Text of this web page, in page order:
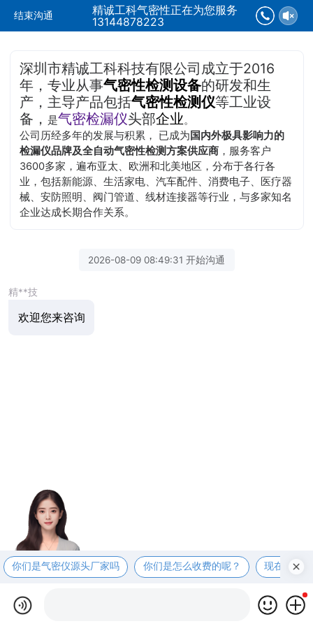
结束沟通
精诚工科气密性正在为您服务
13144878223
深圳市精诚工科科技有限公司成立于2016
年，专业从事气密性检测设备的研发和生
产，主导产品包括气密性检测仪等工业设
备， 是气密检漏仪头部企业。
公司历经多年的发展与积累， 已成为国内外极具影响力的
检漏仪品牌及全自动气密性检测方案供应商 ，服务客户
3600多家，遍布亚太、欧洲和北美地区，分布于各行各
业，包括新能源、生活家电、汽车配件、消费电子、医疗器
械、安防照明、阀门管道、线材连接器等行业，与多家知名
企业达成长期合作关系。
2026-08-09 08:49:31 开始沟通
精**技
欢迎您来咨询
你们是气密仪源头厂家吗 你们是怎么收费的呢？ 现在有优